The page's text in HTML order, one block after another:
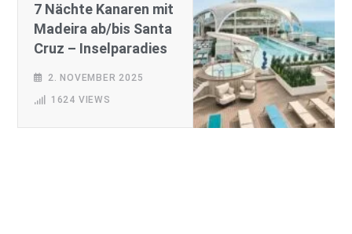
7 Nächte Kanaren mit
Madeira ab/bis Santa
Cruz – Inselparadies
2. NOVEMBER 2025
1624 VIEWS